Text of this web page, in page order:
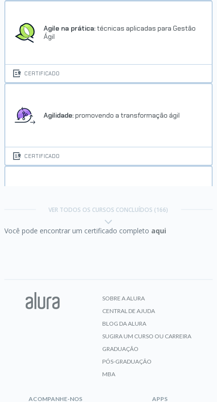
Agile na prática:técnicas aplicadas para Gestão
Ágil
CERTIFICADO
Agilidade: promovendo a transformação ágil
CERTIFICADO
aprimore a educação de pessoas
VER TODOS OS CURSOS CONCLUÍDOS (166)
Você pode encontrar um certificado completo aqui
SOBRE A ALURA
CENTRAL DE AJUDA
BLOG DA ALURA
SUGIRA UM CURSO OU CARREIRA
GRADUAÇÃO
PÓS-GRADUAÇÃO
MBA
ACOMPANHE-NOS APPS